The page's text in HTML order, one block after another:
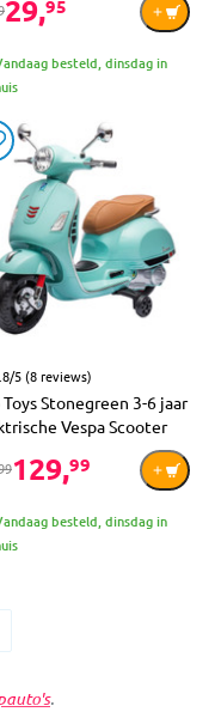
29,95
besteld, dinsdag in
5 (8 reviews)
Toys Stonegreen 3-6 jaar
Vespa Scooter
129,99
besteld, dinsdag in
.